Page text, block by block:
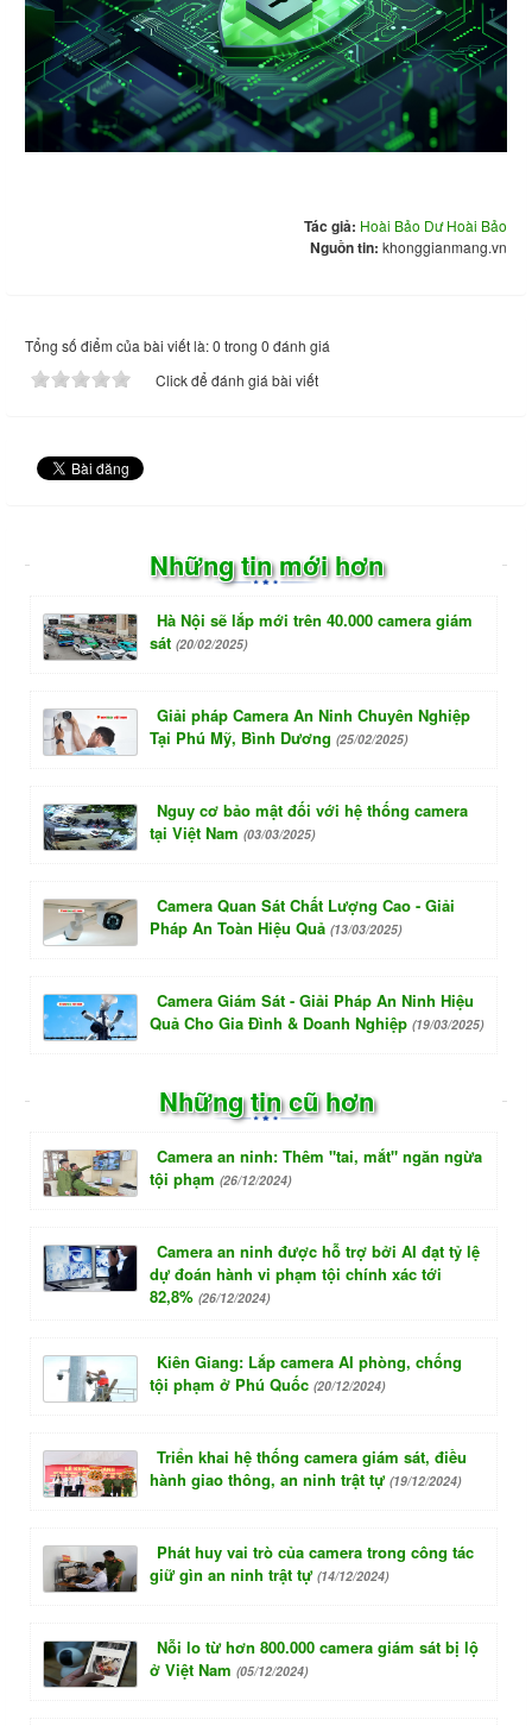
Tác giả: Hoài Bảo Dư Hoài Bảo
Nguồn tin: khonggianmang.vn
Tổng số điểm của bài viết là: 0 trong 0 đánh giá
Click để đánh giá bài viết
Những tin mới hơn
Hà Nội sẽ lắp mới trên 40.000 camera giám
sát (20/02/2025)
Giải pháp Camera An Ninh Chuyên Nghiệp
Tại Phú Mỹ, Bình Dương (25/02/2025)
Nguy cơ bảo mật đối với hệ thống camera
tại Việt Nam (03/03/2025)
Camera Quan Sát Chất Lượng Cao - Giải
Pháp An Toàn Hiệu Quả (13/03/2025)
Camera Giám Sát - Giải Pháp An Ninh Hiệu
Quả Cho Gia Đình & Doanh Nghiệp (19/03/2025)
Những tin cũ hơn
Camera an ninh: Thêm "tai, mắt" ngăn ngừa
tội phạm (26/12/2024)
Camera an ninh được hỗ trợ bởi AI đạt tỷ lệ
dự đoán hành vi phạm tội chính xác tới
82,8% (26/12/2024)
Kiên Giang: Lắp camera AI phòng, chống
tội phạm ở Phú Quốc (20/12/2024)
Triển khai hệ thống camera giám sát, điều
hành giao thông, an ninh trật tự (19/12/2024)
Phát huy vai trò của camera trong công tác
giữ gìn an ninh trật tự (14/12/2024)
Nỗi lo từ hơn 800.000 camera giám sát bị lộ
ở Việt Nam (05/12/2024)